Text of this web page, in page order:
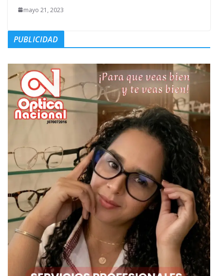
mayo 21, 2023
PUBLICIDAD